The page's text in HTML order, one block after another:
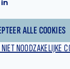
ALLE COOKIES
NOODZAKELIJKE